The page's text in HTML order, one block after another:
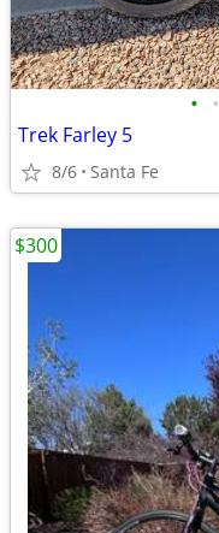
• •
Trek Farley 5
8/6 Santa Fe
$300